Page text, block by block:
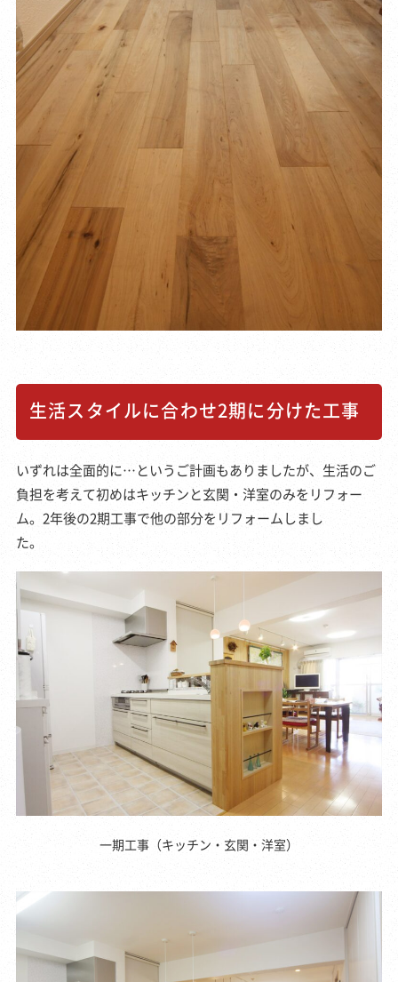
生活スタイルに合わせ2期に分けた工事
いずれは全面的に…というご計画もありましたが、生活のご
負担を考えて初めはキッチンと玄関・洋室のみをリフォー
ム。2年後の2期工事で他の部分をリフォームしまし
た。
一期工事（キッチン・玄関・洋室）